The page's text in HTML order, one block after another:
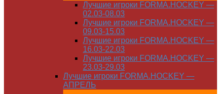
Лучшие игроки FORMA.HOCKEY —
02.03-08.03
Лучшие игроки FORMA.HOCKEY —
09.03-15.03
Лучшие игроки FORMA.HOCKEY —
16.03-22.03
Лучшие игроки FORMA.HOCKEY —
23.03-29.03
Лучшие игроки FORMA.HOCKEY —
АПРЕЛЬ